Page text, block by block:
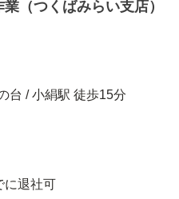
（つくばみらい支店）
台 / 小絹駅 徒歩15分
に退社可